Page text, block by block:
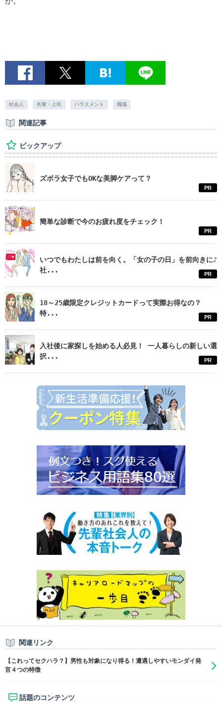
社会人 先輩・上司 ハラスメント 職場
関連記事
ピックアップ
ズボラ女子でもOKな美脚ケアって？
PR
簡単な診断で今のお疲れ度をチェック！
PR
いつでもわたしは前を向く。「女の子の日」を前向きに♪
社...
PR
18～25歳限定クレジットカードって実際お得なの？
特...
PR
入社後に家探しを始める人必見！ 一人暮らしの新しい選
択...
PR
関連リンク
【これってセクハラ？】男性も対象になり得る！遭遇しやすいモンダイ発
言４つの特徴
話題のコンテンツ